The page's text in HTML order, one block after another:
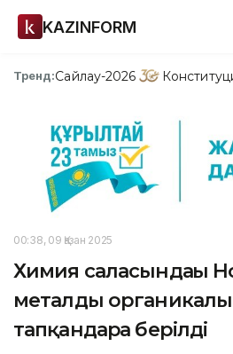
KAZINFORM
Тренд:Сайлау-2026
00:38, 09 Қазан 2025
Химия саласындағы
металды
тапқандарға берілді